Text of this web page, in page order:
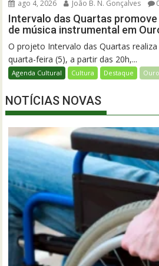
ago 4, 2026 João B. N. Gonçalves
Intervalo das Quartas
de música instrumental em
O projeto Intervalo das Quartas
quarta-feira (5), a partir das 20h,...
Agenda Cultural Cultura Destaque
NOTÍCIAS NOVAS